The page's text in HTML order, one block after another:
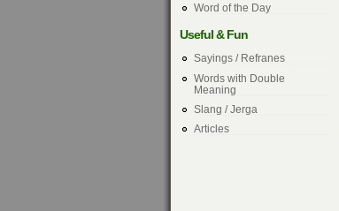
Word of the Day
Useful & Fun
Sayings / Refranes
Words with Double
Meaning
Slang / Jerga
Articles